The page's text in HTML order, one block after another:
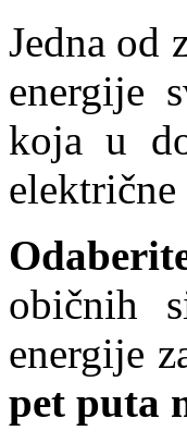
Jedna od
energije
koja u
električne
običnih
energije
pet puta